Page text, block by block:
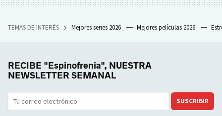
TEMAS DE INTERÉS Mejores series 2026 Mejores películas 2026
RECIBE "Espinofrenia", NUESTRA
NEWSLETTER SEMANAL
SUSCRIBIR